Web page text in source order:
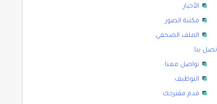
الأخبار
مكتبة الصور
الملف الصحفي
بنا
تواصل معنا
التوظيف
قدم مقترحك